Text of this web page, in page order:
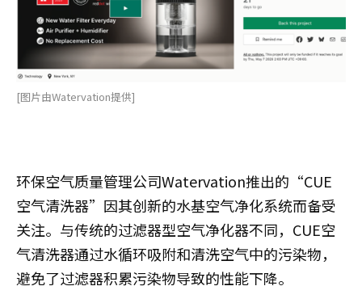
[图片由Watervation提供]
环保空气质量管理公司Watervation推出的“CUE
空气清洗器”因其创新的水基空气净化系统而备受
关注。与传统的过滤器型空气净化器不同，CUE空
气清洗器通过水循环吸附和清洗空气中的污染物，
避免了过滤器积累污染物导致的性能下降。